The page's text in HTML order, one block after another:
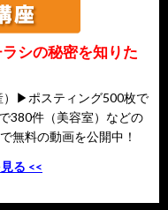
シの秘密を知りた
▶ポスティング500枚で
380件（美容室）などの
無料の動画を公開中！
る <<